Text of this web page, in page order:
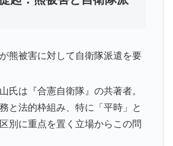
熊被害に対して自衛隊派遣を要
氏は『合憲自衛隊』の共著者。
と法的枠組み、特に「平時」と
区別に重点を置く立場からこの問